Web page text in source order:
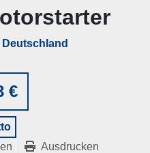
€
Ausdrucken